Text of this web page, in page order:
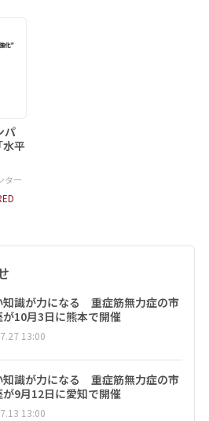
パ
平
ター
知識が力になる 重症筋無力症の市
が10月3日に熊本で開催
13:00
知識が力になる 重症筋無力症の市
が9月12日に愛知で開催
13:00